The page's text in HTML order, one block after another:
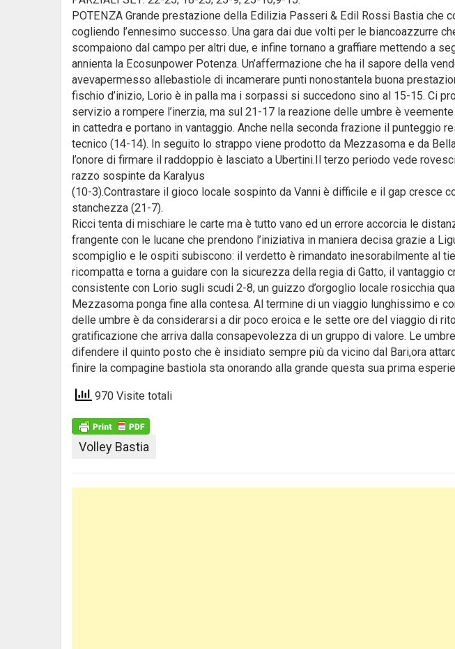
POTENZA Grande prestazione della Edilizia Passeri & Edil Rossi Bastia che
cogliendo l’ennesimo successo. Una gara dai due volti per le biancoazzurre
scompaiono dal campo per altri due, e infine tornano a graffiare mettendo a
annienta la Ecosunpower Potenza. Un’affermazione che ha il sapore della
avevapermesso allebastiole di incamerare punti nonostantela buona
fischio d’inizio, Lorio è in palla ma i sorpassi si succedono sino al 15-15. Ci
servizio a rompere l’inerzia, ma sul 21-17 la reazione delle umbre è
in cattedra e portano in vantaggio. Anche nella seconda frazione il punteggio
tecnico (14-14). In seguito lo strappo viene prodotto da Mezzasoma e da
l’onore di firmare il raddoppio è lasciato a Ubertini.Il terzo periodo vede
razzo sospinte da Karalyus
(10-3).Contrastare il gioco locale sospinto da Vanni è difficile e il gap cresce
stanchezza (21-7).
Ricci tenta di mischiare le carte ma è tutto vano ed un errore accorcia le
frangente con le lucane che prendono l’iniziativa in maniera decisa grazie a
scompiglio e le ospiti subiscono: il verdetto è rimandato inesorabilmente al
ricompatta e torna a guidare con la sicurezza della regia di Gatto, il vantaggio
consistente con Lorio sugli scudi 2-8, un guizzo d’orgoglio locale rosicchia
Mezzasoma ponga fine alla contesa. Al termine di un viaggio lunghissimo e
delle umbre è da considerarsi a dir poco eroica e le sette ore del viaggio di
gratificazione che arriva dalla consapevolezza di un gruppo di valore. Le
difendere il quinto posto che è insidiato sempre più da vicino dal Bari,ora
finire la compagine bastiola sta onorando alla grande questa sua prima
970 Visite totali
Volley Bastia